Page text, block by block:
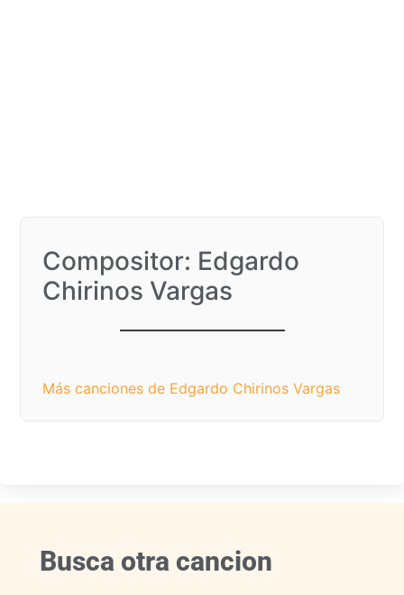
Compositor: Edgardo
Chirinos Vargas
Aguinaldo Falconiano
Más canciones de Edgardo Chirinos Vargas
Busca otra cancion